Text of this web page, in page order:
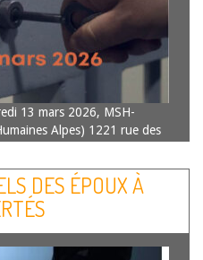
13 mars 2026, MSH-
Alpes) 1221 rue des
de l’Université
scientifique d’Anne-Gaëlle
DES ÉPOUX À